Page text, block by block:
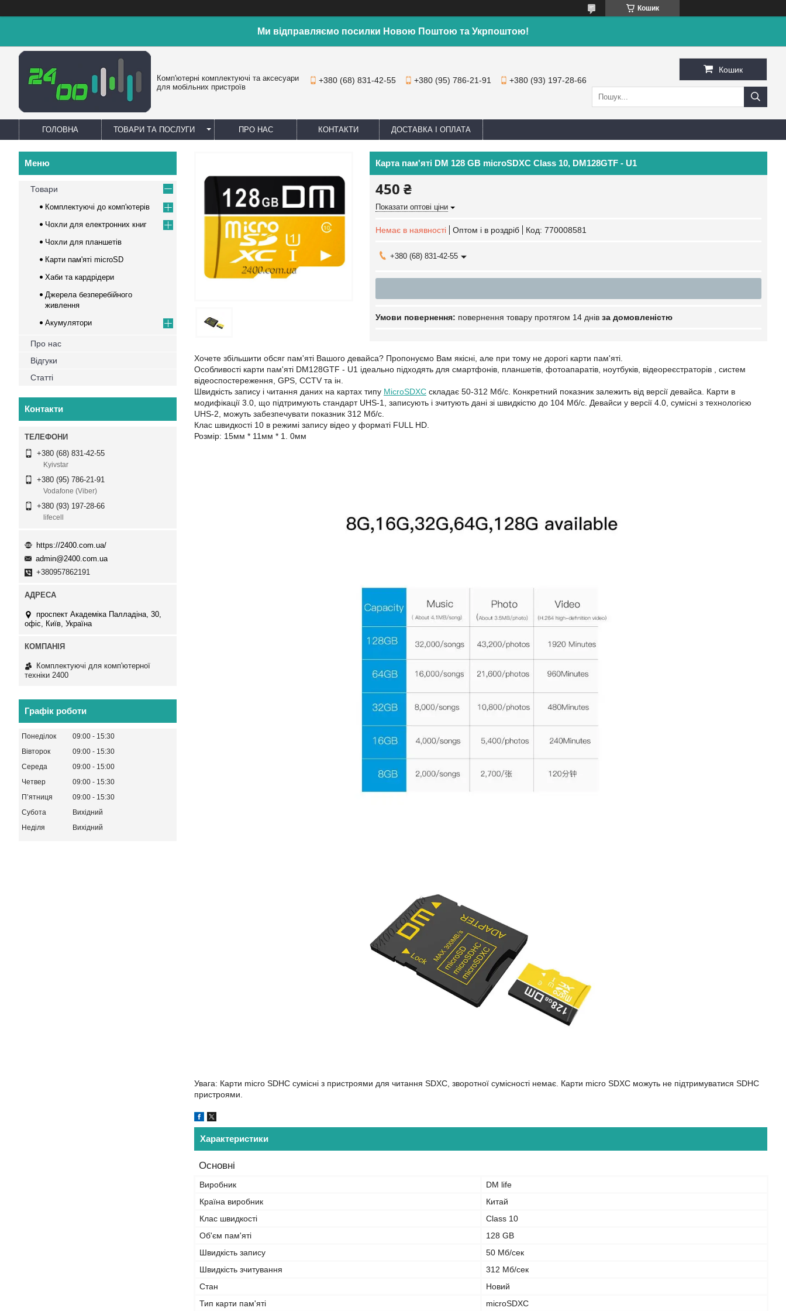
Кошик
Ми відправляємо посилки Новою Поштою та Укрпоштою!
Комп'ютерні комплектуючі та аксесуари
для мобільних пристроїв
+380 (68) 831-42-55 +380 (95) 786-21-91 +380 (93) 197-28-66
Кошик
ГОЛОВНА ТОВАРИ ТА ПОСЛУГИ ПРО НАС КОНТАКТИ ДОСТАВКА І ОПЛАТА
Карта пам'яті DM 128 GB microSDXC Class 10, DM128GTF - U1
450 ₴
Показати оптові ціни
Немає в наявності Оптом і в роздріб Код: 770008581
+380 (68) 831-42-55
повернення товару протягом 14 днів за домовленістю
Хочете збільшити обсяг пам'яті Вашого девайса? Пропонуємо Вам якісні, але при тому не дорогі карти пам'яті.
Особливості карти пам'яті DM128GTF - U1 ідеально підходять для смартфонів, планшетів, фотоапаратів, ноутбуків, відеореєстраторів , систем
відеоспостереження, GPS, CCTV та ін.
Швидкість запису і читання даних на картах типу MicroSDXC складає 50-312 Мб/с. Конкретний показник залежить від версії девайса. Карти в
модифікації 3.0, що підтримують стандарт UHS-1, записують і зчитують дані зі швидкістю до 104 Мб/с. Девайси у версії 4.0, сумісні з технологією
UHS-2, можуть забезпечувати показник 312 Мб/с.
Клас швидкості 10 в режимі запису відео у форматі FULL HD.
Розмір: 15мм * 11мм * 1. 0мм
Увага: Карти micro SDHC сумісні з пристроями для читання SDXC, зворотної сумісності немає. Карти micro SDXC можуть не підтримуватися SDHC
пристроями.
Характеристики
Основні
Виробник
DM life
Країна виробник
Китай
Клас швидкості
Class 10
Об'єм пам'яті
128 GB
Швидкість запису
50 Мб/сек
Швидкість зчитування
312 Мб/сек
Стан
Новий
Тип карти пам'яті
microSDXC
Товари
Комплектуючі до комп'ютерів
Чохли для електронних книг
Чохли для планшетів
Карти пам'яті microSD
Хаби та кардрідери
Джерела безперебійного
живлення
Акумулятори
Про нас
Відгуки
Статті
Контакти
+380 (68) 831-42-55
Kyivstar
+380 (95) 786-21-91
Vodafone (Viber)
+380 (93) 197-28-66
lifecell
https://2400.com.ua/
admin@2400.com.ua
+380957862191
проспект Академіка Палладіна, 30,
офіс, Київ, Україна
Комплектуючі для комп'ютерної
техніки 2400
Графік роботи
Понеділок 09:00
15:30
Вівторок
09:00
15:30
Середа
09:00
15:00
Четвер
09:00
15:30
Пʼятниця
09:00
15:30
Субота
Вихідний
Неділя
Вихідний